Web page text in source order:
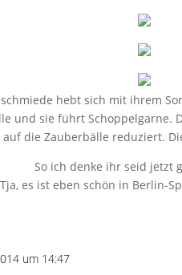
hebt sich mit ihrem
und sie führt
die Zauberbälle reduziert.
So ich denke ihr seid jetzt
Tja, es ist eben schön in Berlin-
um 14:47